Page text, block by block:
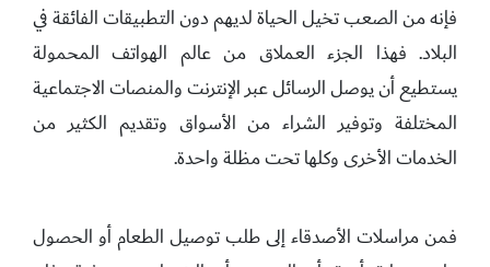
فإنه من الصعب تخيل الحياة لديهم دون التطبيقات الفائقة في
البلاد. فهذا الجزء العملاق من عالم الهواتف المحمولة
يستطيع أن يوصل الرسائل عبر الإنترنت والمنصات الاجتماعية
المختلفة وتوفير الشراء من الأسواق وتقديم الكثير من
الخدمات الأخرى وكلها تحت مظلة واحدة.
فمن مراسلات الأصدقاء إلى طلب توصيل الطعام أو الحصول